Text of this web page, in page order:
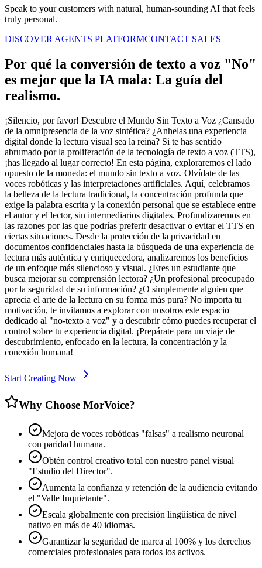
Speak to your customers with natural, human-sounding AI that feels
truly personal.
DISCOVER AGENTS PLATFORMCONTACT SALES
Por qué la conversión de texto a voz "No"
es mejor que la IA mala: La guía del
realismo.
¡Silencio, por favor! Descubre el Mundo Sin Texto a Voz ¿Cansado
de la omnipresencia de la voz sintética? ¿Anhelas una experiencia
digital donde la lectura visual sea la reina? Si te has sentido
abrumado por la proliferación de la tecnología de texto a voz (TTS),
¡has llegado al lugar correcto! En esta página, exploraremos el lado
opuesto de la moneda: el mundo sin texto a voz. Olvídate de las
voces robóticas y las interpretaciones artificiales. Aquí, celebramos
la belleza de la lectura tradicional, la concentración profunda que
exige la palabra escrita y la conexión personal que se establece entre
el autor y el lector, sin intermediarios digitales. Profundizaremos en
las razones por las que podrías preferir desactivar o evitar el TTS en
ciertas situaciones. Desde la protección de la privacidad en
documentos confidenciales hasta la búsqueda de una experiencia de
lectura más auténtica y enriquecedora, analizaremos los beneficios
de un enfoque más silencioso y visual. ¿Eres un estudiante que
busca mejorar su comprensión lectora? ¿Un profesional preocupado
por la seguridad de su información? ¿O simplemente alguien que
aprecia el arte de la lectura en su forma más pura? No importa tu
motivación, te invitamos a explorar con nosotros este espacio
dedicado al "no-texto a voz" y a descubrir cómo puedes recuperar el
control sobre tu experiencia digital. ¡Prepárate para un viaje de
descubrimiento, enfocado en la lectura, la concentración y la
conexión humana!
Start Creating Now
Why Choose MorVoice?
Mejora de voces robóticas "falsas" a realismo neuronal
con paridad humana.
Obtén control creativo total con nuestro panel visual
"Estudio del Director".
Aumenta la confianza y retención de la audiencia evitando
el "Valle Inquietante".
Escala globalmente con precisión lingüística de nivel
nativo en más de 40 idiomas.
Garantizar la seguridad de marca al 100% y los derechos
comerciales profesionales para todos los activos.